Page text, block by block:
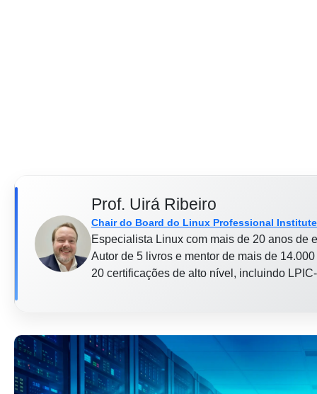
Prof. Uirá Ribeiro
Chair do Board do Linux Professional Institute
Especialista Linux com mais de 20 anos de
Autor de 5 livros e mentor de mais de
20 certificações de alto nível, incluindo